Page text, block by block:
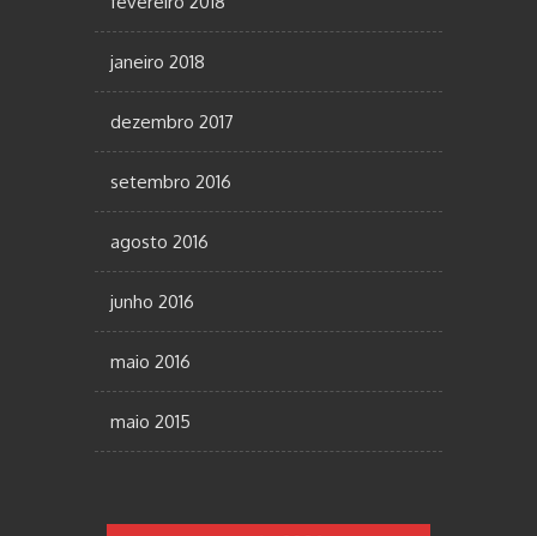
janeiro 2018
dezembro 2017
setembro 2016
agosto 2016
junho 2016
maio 2016
maio 2015